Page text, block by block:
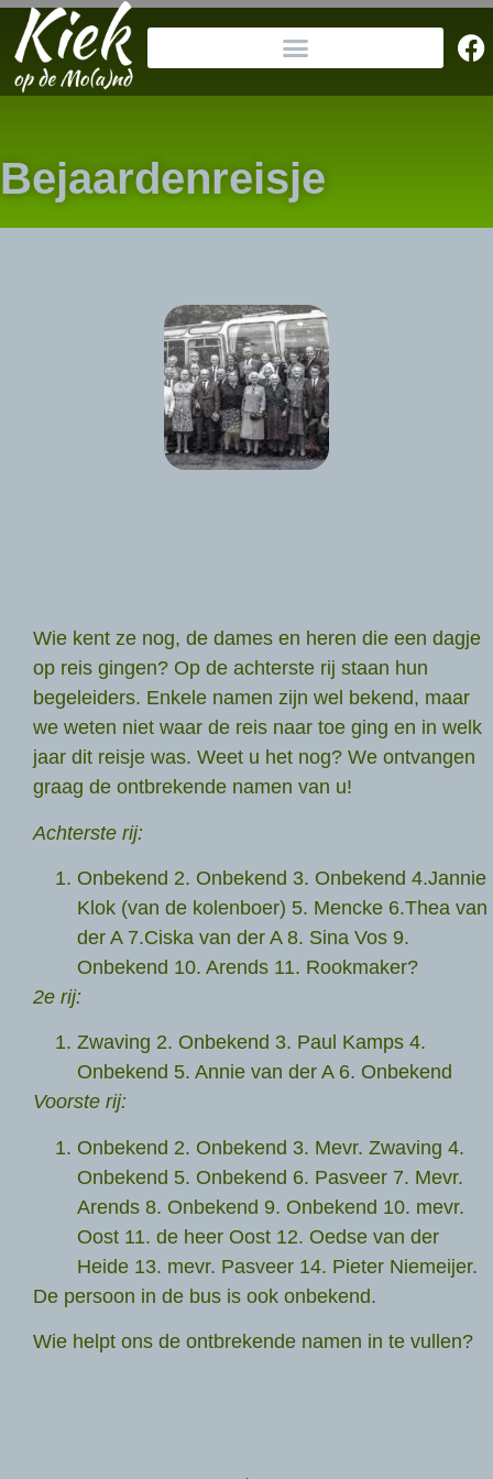
Bejaardenreisje
Wie kent ze nog, de dames en heren die een dagje
op reis gingen? Op de achterste rij staan hun
begeleiders. Enkele namen zijn wel bekend, maar
we weten niet waar de reis naar toe ging en in welk
jaar dit reisje was. Weet u het nog? We ontvangen
graag de ontbrekende namen van u!
Achterste rij:
Onbekend 2. Onbekend 3. Onbekend 4.Jannie
Klok (van de kolenboer) 5. Mencke 6.Thea van
der A 7.Ciska van der A 8. Sina Vos 9.
Onbekend 10. Arends 11. Rookmaker?
2e rij:
Zwaving 2. Onbekend 3. Paul Kamps 4.
Onbekend 5. Annie van der A 6. Onbekend
Voorste rij:
Onbekend 2. Onbekend 3. Mevr. Zwaving 4.
Onbekend 5. Onbekend 6. Pasveer 7. Mevr.
Arends 8. Onbekend 9. Onbekend 10. mevr.
Oost 11. de heer Oost 12. Oedse van der
Heide 13. mevr. Pasveer 14. Pieter Niemeijer.
De persoon in de bus is ook onbekend.
Wie helpt ons de ontbrekende namen in te vullen?